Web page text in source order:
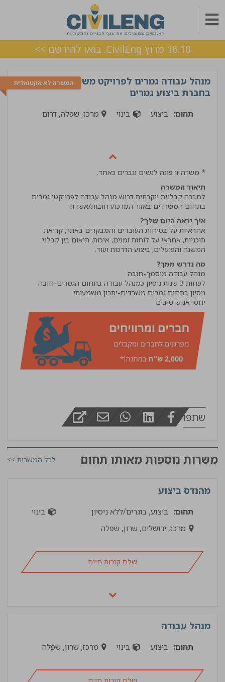
16.10 מרוץ CivilEng. בואו להירשם >>
המשרה לא אקטואליתמנהל עבודה גמרים לפרויקט משרדים
בחברת ביצוע גמרים
תחום: ביצוע בינוי מרכז, שפלה, דרום
* משרה זו פונה לנשים וגברים כאחד.
תיאור המשרה
לחברה קבלנית יוקרתית דרוש מנהל עבודה לפרויקטי גמרים
בתחום המשרדים באזור המרכז/רחובות/אשדוד
איך יראה היום שלך?
אחראיות על בטיחות העובדים והמבקרים באתר, קריאת
תוכניות, אחראי על לוחות זמנים, איכות, תיאום בין קבלני
המשנה והפועלים, ביצוע הדרכות ועוד.
מה נדרש ממך?
יחסי אנוש טובים
שתפו
משרות נוספות מאותו תחום לכל המשרות >>
מהנדס ביצוע
תחום: ביצוע, בוגרים/ללא ניסיון
בינוי
מרכז, ירושלים, שרון, שפלה
שלח קורות חיים
מנהל עבודה
תחום: ביצוע בינוי מרכז, שרון, שפלה